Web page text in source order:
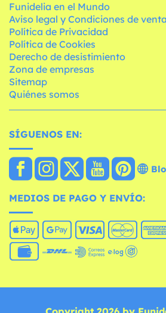
Funidelia en el Mundo
Aviso legal y Condiciones de venta
Política de Privacidad
Política de Cookies
Derecho de desistimiento
Zona de empresas
Sitemap
Quiénes somos
SÍGUENOS EN:
MEDIOS DE PAGO Y ENVÍO: